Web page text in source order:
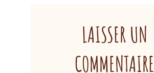
LAISSER UN
COMMENTAIRE